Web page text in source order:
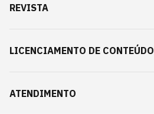
REVISTA
LICENCIAMENTO DE CONTEÚDO
ATENDIMENTO